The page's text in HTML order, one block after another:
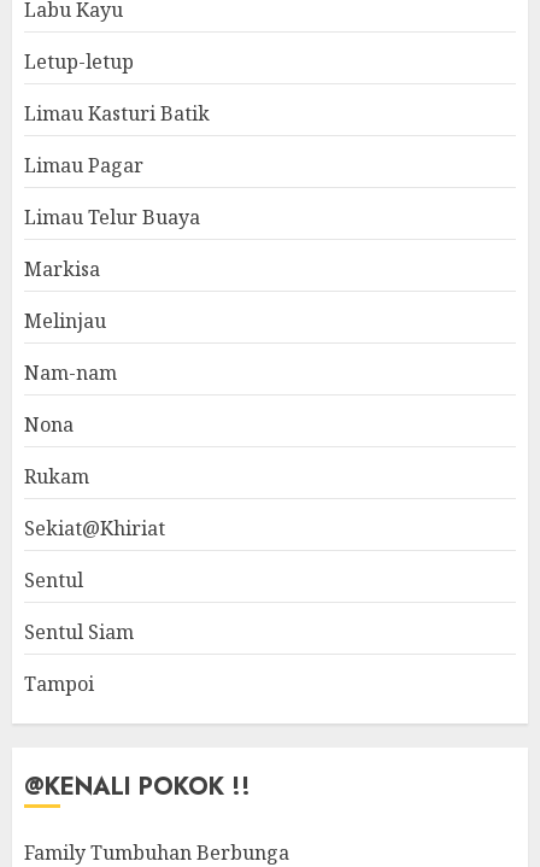
Labu Kayu
Letup-letup
Limau Kasturi Batik
Limau Pagar
Limau Telur Buaya
Markisa
Melinjau
Nam-nam
Nona
Rukam
Sekiat@Khiriat
Sentul
Sentul Siam
Tampoi
@KENALI POKOK !!
Family Tumbuhan Berbunga